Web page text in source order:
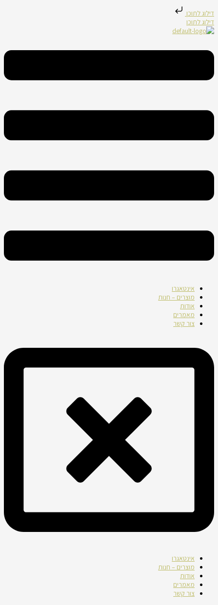
דילוג לתוכן
דילוג לתוכן
אינטאגרו
מוצרים – חנות
אודות
מאמרים
צור קשר
אינטאגרו
מוצרים – חנות
אודות
מאמרים
צור קשר